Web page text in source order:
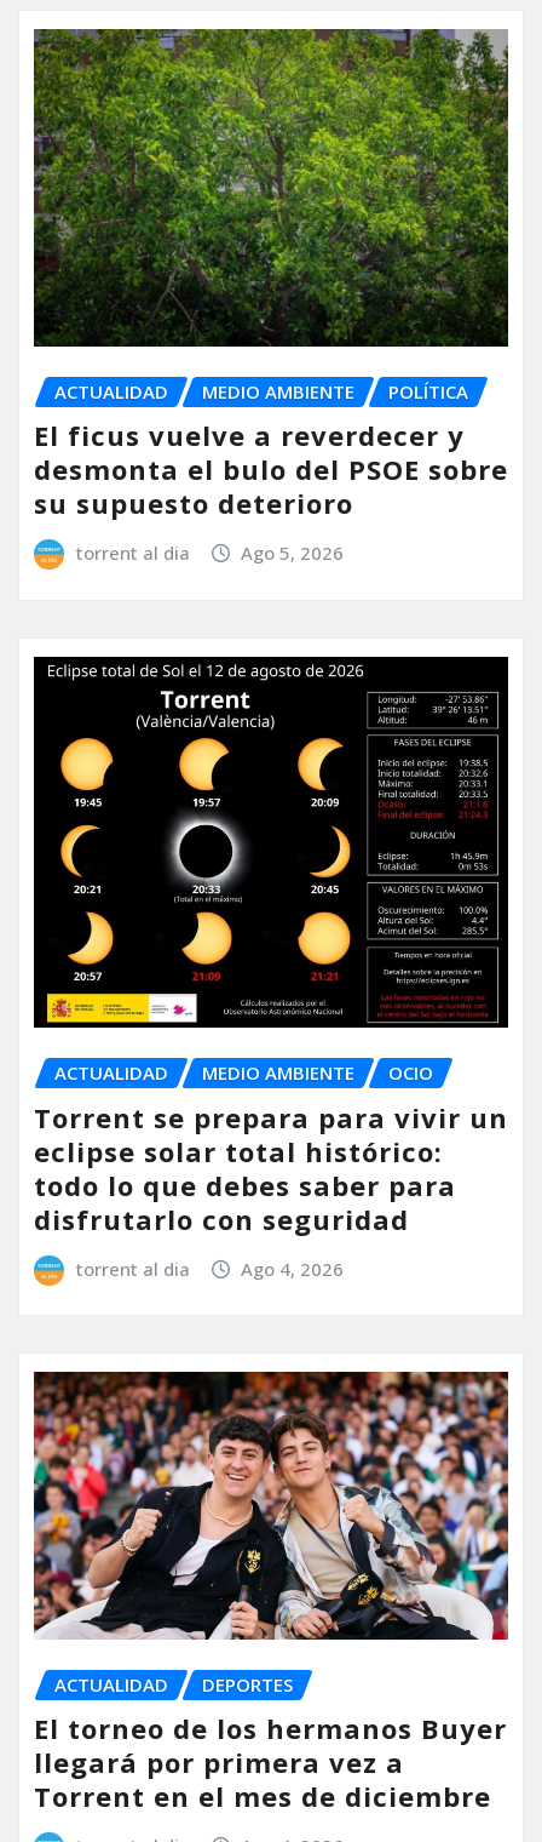
ACTUALIDAD MEDIO AMBIENTE POLÍTICA
El ficus vuelve a reverdecer y
desmonta el bulo del PSOE sobre
su supuesto deterioro
torrent al dia Ago 5, 2026
ACTUALIDAD MEDIO AMBIENTE OCIO
Torrent se prepara para vivir un
eclipse solar total histórico:
todo lo que debes saber para
disfrutarlo con seguridad
torrent al dia Ago 4, 2026
ACTUALIDAD DEPORTES
El torneo de los hermanos Buyer
llegará por primera vez a
Torrent en el mes de diciembre